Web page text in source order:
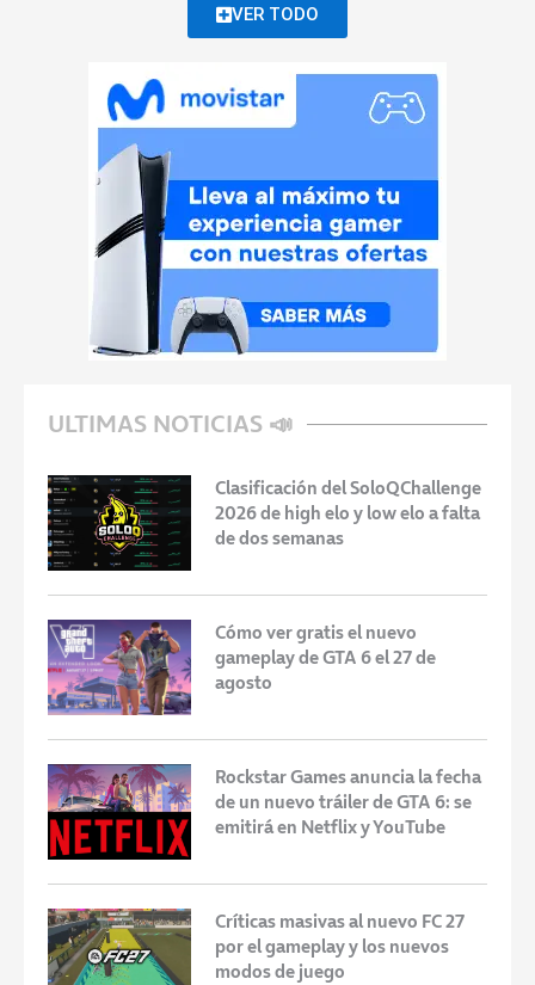
VER TODO
ULTIMAS NOTICIAS 📣
Clasificación del SoloQChallenge
2026 de high elo y low elo a falta
de dos semanas
Cómo ver gratis el nuevo
gameplay de GTA 6 el 27 de
agosto
Rockstar Games anuncia la fecha
de un nuevo tráiler de GTA 6: se
emitirá en Netflix y YouTube
Críticas masivas al nuevo FC 27
por el gameplay y los nuevos
modos de juego